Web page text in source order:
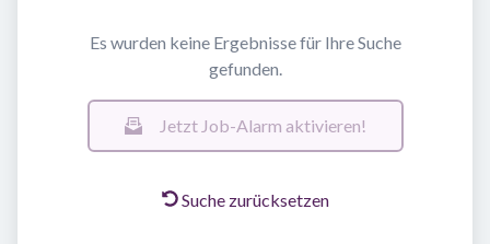
Es wurden keine Ergebnisse für Ihre Suche
gefunden.
Jetzt Job-Alarm aktivieren!
Suche zurücksetzen